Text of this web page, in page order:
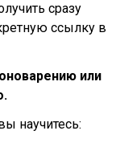
сразу
ссылку в
или
научитесь: